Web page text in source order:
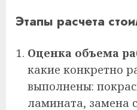
Этапы расчета
Оценка объема
какие конкретно
выполнены:
ламината, замена